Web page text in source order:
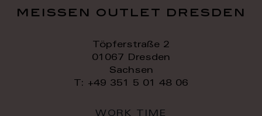
meissen outlet dresden
Töpferstraße 2
01067 Dresden
Sachsen
T: +49 351 5 01 48 06
WORK TIME